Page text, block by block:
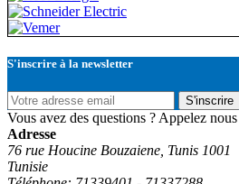
S'inscrire à la newsletter
S'inscrire
Vous avez des questions ? Appelez
Adresse
76 rue Houcine Bouzaiene, Tunis 1001
Tunisie